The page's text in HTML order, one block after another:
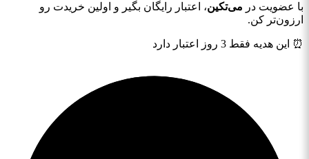
با عضویت در می‌تکین، اعتبار رایگان بگیر و اولین خریدت رو
ارزون‌تر کن.
⏰ این هدیه فقط 3 روز اعتبار دارد